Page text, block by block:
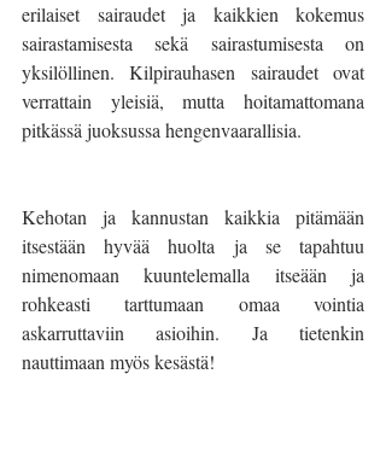
erilaiset sairaudet ja kaikkien kokemus
sairastamisesta sekä sairastumisesta on
yksilöllinen. Kilpirauhasen sairaudet ovat
verrattain yleisiä, mutta hoitamattomana
pitkässä juoksussa hengenvaarallisia.
Kehotan ja kannustan kaikkia pitämään
itsestään hyvää huolta ja se tapahtuu
nimenomaan kuuntelemalla itseään ja
rohkeasti tarttumaan omaa vointia
askarruttaviin asioihin. Ja tietenkin
nauttimaan myös kesästä!